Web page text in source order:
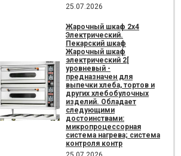
25.07.2026
Жарочный шкаф 2х4
Электрический.
Пекарский шкаф
Жарочный шкаф
электрический 2[
уровневый -
предназначен для
выпечки хлеба, тортов и
других хлебобулочных
изделий. Обладает
следующими
достоинствами:
микропроцессорная
система нагрева; система
контроля контр